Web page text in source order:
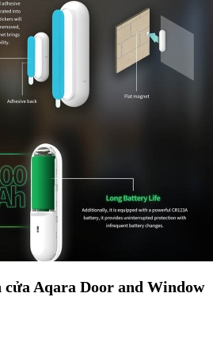
cửa Aqara Door and Window